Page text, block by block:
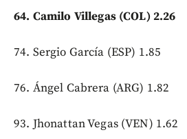
64. Camilo Villegas (COL) 2.26
74. Sergio García (ESP) 1.85
76. Ángel Cabrera (ARG) 1.82
93. Jhonattan Vegas (VEN) 1.62